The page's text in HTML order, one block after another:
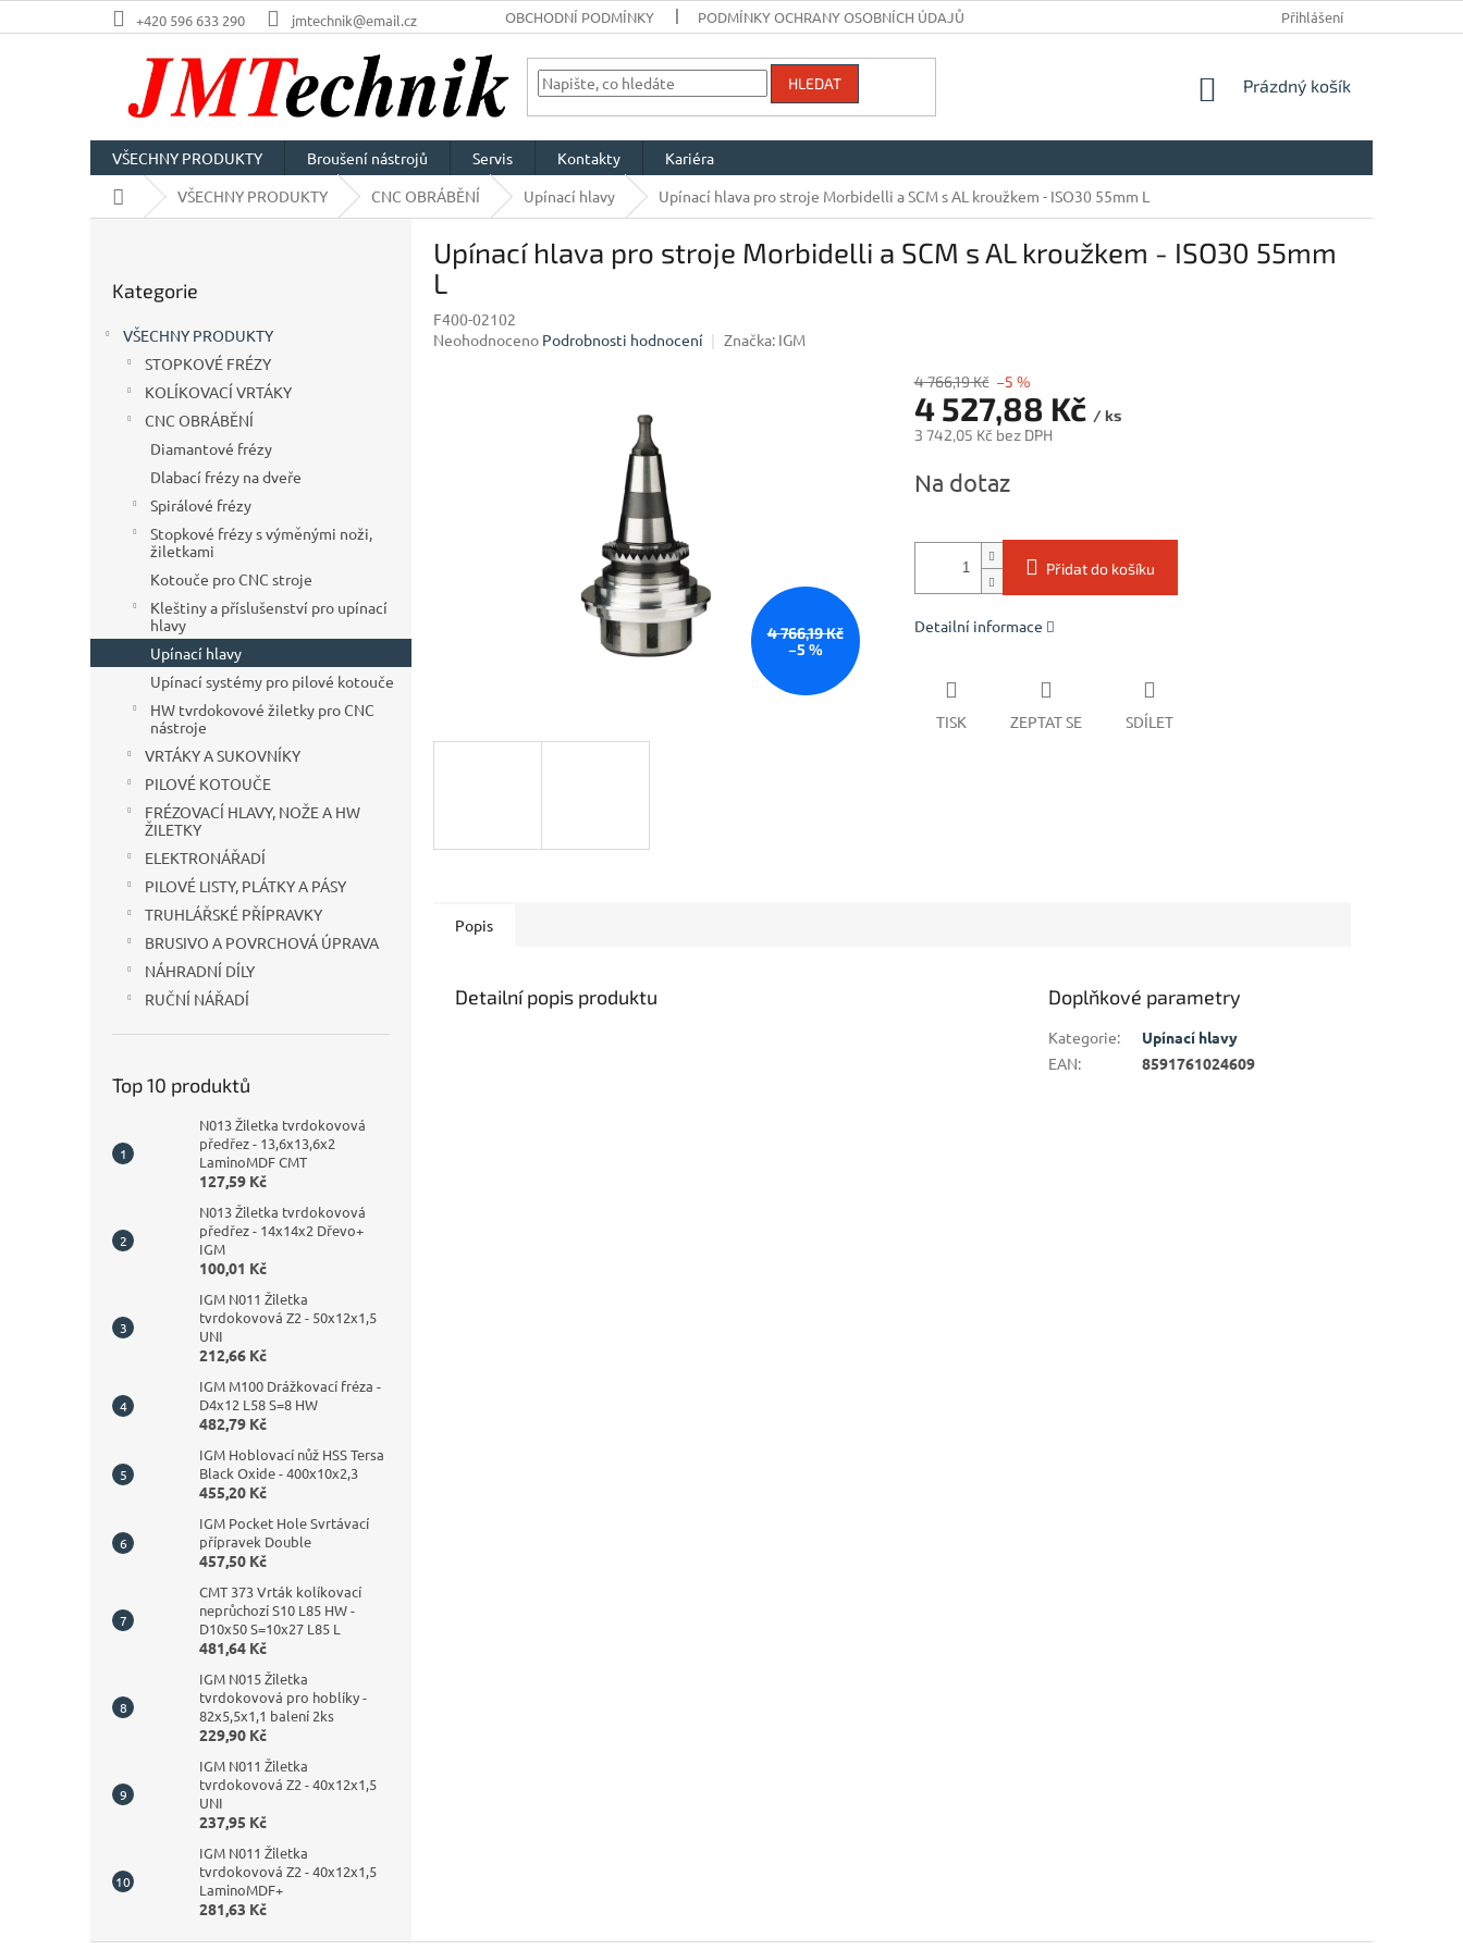
na
+420 596 633 290 jmtechnik@email.cz OBCHODNÍ PODMÍNKY PODMÍNKY OCHRANY OSOBNÍCH ÚDAJŮ Přihlášení
HLEDAT
NÁKUPNÍ
Prázdný košík
VŠECHNY PRODUKTY Broušení nástrojů Servis Kontakty
Kariéra
Domů VŠECHNY PRODUKTY CNC OBRÁBĚNÍ Upínací hlavy Upínací hlava pro stroje Morbidelli a SCM s AL kroužkem - ISO30 55mm L
kategorie
Kategorie
VŠECHNY PRODUKTY
STOPKOVÉ FRÉZY
KOLÍKOVACÍ VRTÁKY
CNC OBRÁBĚNÍ
Diamantové frézy
Dlabací frézy na dveře
Spirálové frézy
Stopkové frézy s výměnými noži,
žiletkami
Kotouče pro CNC stroje
Kleštiny a příslušenství pro upínací
hlavy
Upínací hlavy
Upínací systémy pro pilové kotouče
HW tvrdokovové žiletky pro CNC
nástroje
VRTÁKY A SUKOVNÍKY
PILOVÉ KOTOUČE
FRÉZOVACÍ HLAVY, NOŽE A HW
ŽILETKY
ELEKTRONÁŘADÍ
PILOVÉ LISTY, PLÁTKY A PÁSY
TRUHLÁŘSKÉ PŘÍPRAVKY
BRUSIVO A POVRCHOVÁ ÚPRAVA
NÁHRADNÍ DÍLY
RUČNÍ NÁŘADÍ
Top 10 produktů
N013 Žiletka tvrdokovová
předřez - 13,6x13,6x2
LaminoMDF CMT
127,59 Kč
N013 Žiletka tvrdokovová
předřez - 14x14x2 Dřevo+
IGM
100,01 Kč
IGM N011 Žiletka
tvrdokovová Z2 - 50x12x1,5
UNI
212,66 Kč
IGM M100 Drážkovací fréza -
D4x12 L58 S=8 HW
482,79 Kč
IGM Hoblovací nůž HSS Tersa
Black Oxide - 400x10x2,3
455,20 Kč
IGM Pocket Hole Svrtávací
přípravek Double
457,50 Kč
CMT 373 Vrták kolíkovací
neprůchozí S10 L85 HW -
D10x50 S=10x27 L85 L
481,64 Kč
IGM N015 Žiletka
tvrdokovová pro hoblíky -
82x5,5x1,1 balení 2ks
229,90 Kč
IGM N011 Žiletka
tvrdokovová Z2 - 40x12x1,5
UNI
237,95 Kč
IGM N011 Žiletka
tvrdokovová Z2 - 40x12x1,5
LaminoMDF+
281,63 Kč
Upínací hlava pro stroje Morbidelli a SCM s AL kroužkem - ISO30 55mm
L
F400-02102
Průměrné
Neohodnoceno Podrobnosti hodnocení Značka: IGM
4 766,19 Kč
–5 %
4 766,19 Kč –5 %
4 527,88 Kč / ks
3 742,05 Kč bez DPH
cena:
Na dotaz
Přidat do košíku
Detailní informace
TISK ZEPTAT SE SDÍLET
Popis
Detailní popis produktu Doplňkové parametry
Kategorie:
Upínací hlavy
EAN: 8591761024609